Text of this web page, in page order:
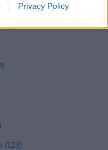
Privacy Policy
(123)